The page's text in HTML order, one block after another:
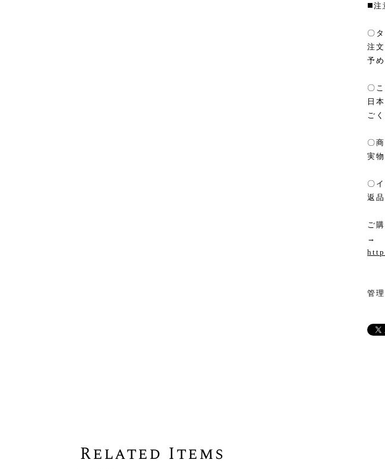
◼️注
〇
注
予
〇
日
ご
〇
実
〇
返
ご
→
管
Related Items